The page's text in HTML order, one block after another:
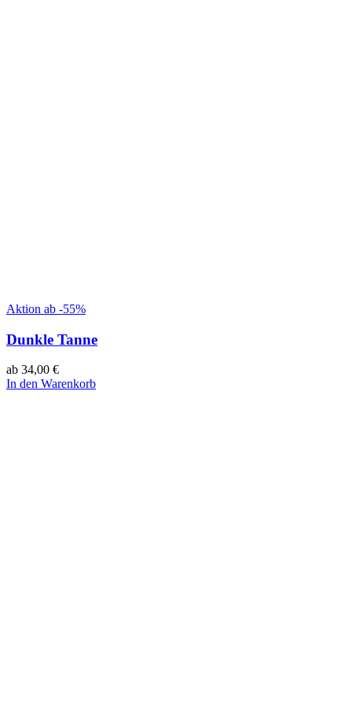
Aktion ab -55%
Dunkle Tanne
ab 34,00 €
In den Warenkorb